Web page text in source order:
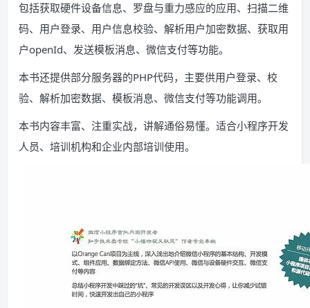
包括获取硬件设备信息、罗盘与重力感应的应用、扫描二维
码、用户登录、用户信息校验、解析用户加密数据、获取用
户openId、发送模板消息、微信支付等功能。
本书还提供部分服务器的PHP代码，主要供用户登录、校
验、解析加密数据、模板消息、微信支付等功能调用。
本书内容丰富、注重实战，讲解通俗易懂。适合小程序开发
人员、培训机构和企业内部培训使用。